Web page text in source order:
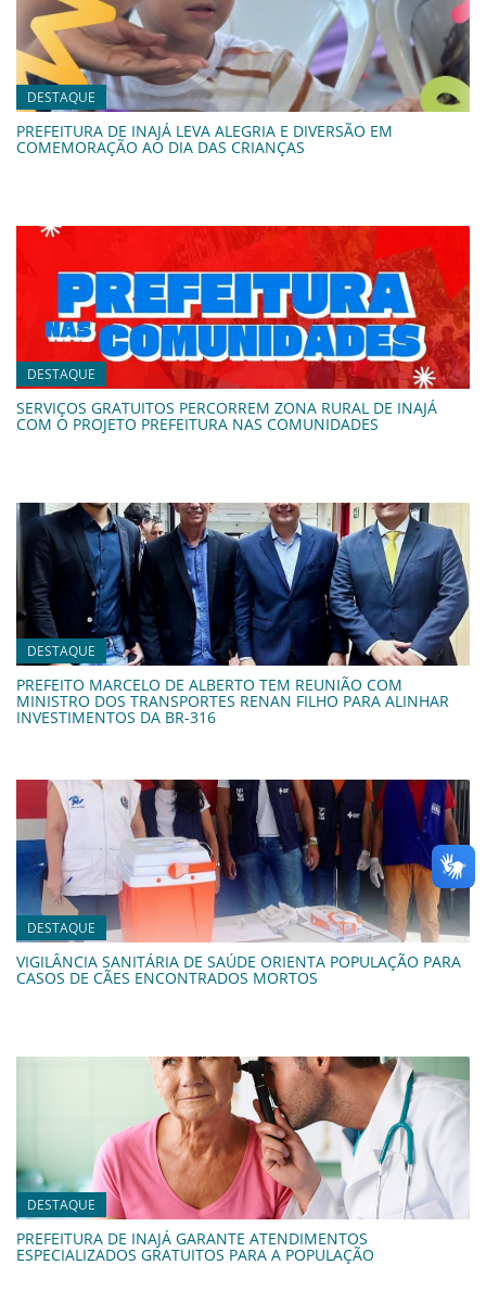
DESTAQUE
PREFEITURA DE INAJÁ LEVA ALEGRIA E DIVERSÃO EM
COMEMORAÇÃO AO DIA DAS CRIANÇAS
DESTAQUE
SERVIÇOS GRATUITOS PERCORREM ZONA RURAL DE INAJÁ
COM O PROJETO PREFEITURA NAS COMUNIDADES
DESTAQUE
PREFEITO MARCELO DE ALBERTO TEM REUNIÃO COM
MINISTRO DOS TRANSPORTES RENAN FILHO PARA ALINHAR
INVESTIMENTOS DA BR-316
DESTAQUE
VIGILÂNCIA SANITÁRIA DE SAÚDE ORIENTA POPULAÇÃO PARA
CASOS DE CÃES ENCONTRADOS MORTOS
DESTAQUE
PREFEITURA DE INAJÁ GARANTE ATENDIMENTOS
ESPECIALIZADOS GRATUITOS PARA A POPULAÇÃO